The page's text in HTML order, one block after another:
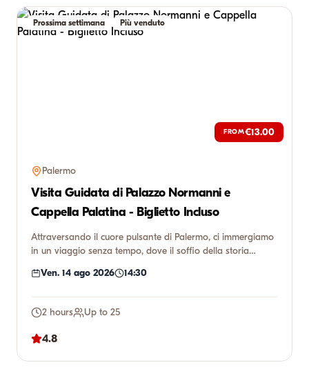
Prossima settimana Più venduto
FROM€13.00
Palermo
Visita Guidata di Palazzo Normanni e
Cappella Palatina - Biglietto Incluso
Attraversando il cuore pulsante di Palermo, ci immergiamo
in un viaggio senza tempo, dove il soffio della storia
Ven. 14 ago 2026 14:30
2 hours Up to 25
4.8